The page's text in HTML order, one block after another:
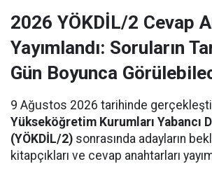
2026 YÖKDİL/2 Cevap
Yayımlandı: Soruların
Gün Boyunca
9 Ağustos 2026 tarihinde
Yükseköğretim Kurumları Yabancı
(YÖKDİL/2) sonrasında adayların
kitapçıkları ve cevap anahtarları